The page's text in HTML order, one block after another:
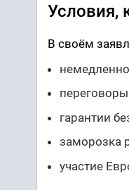
Условия,
В своём
гарантии
заморозка
участие